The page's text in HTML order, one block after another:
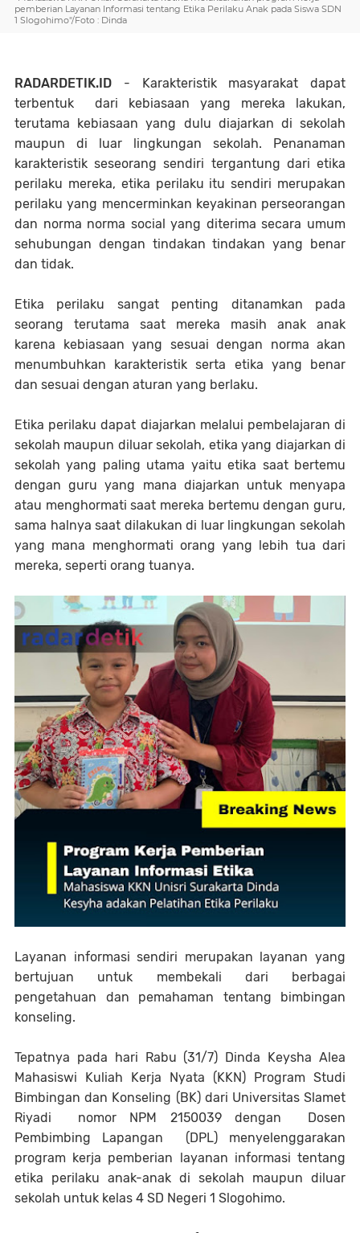
pemberian Layanan Informasi tentang Etika Perilaku Anak pada Siswa SDN
1 Slogohimo"/Foto : Dinda
RADARDETIK.ID - Karakteristik masyarakat dapat
terbentuk dari kebiasaan yang mereka lakukan,
terutama kebiasaan yang dulu diajarkan di sekolah
maupun di luar lingkungan sekolah. Penanaman
karakteristik seseorang sendiri tergantung dari etika
perilaku mereka, etika perilaku itu sendiri merupakan
perilaku yang mencerminkan keyakinan perseorangan
dan norma norma social yang diterima secara umum
sehubungan dengan tindakan tindakan yang benar
dan tidak.
Etika perilaku sangat penting ditanamkan pada
seorang terutama saat mereka masih anak anak
karena kebiasaan yang sesuai dengan norma akan
menumbuhkan karakteristik serta etika yang benar
dan sesuai dengan aturan yang berlaku.
Etika perilaku dapat diajarkan melalui pembelajaran di
sekolah maupun diluar sekolah, etika yang diajarkan di
sekolah yang paling utama yaitu etika saat bertemu
dengan guru yang mana diajarkan untuk menyapa
atau menghormati saat mereka bertemu dengan guru,
sama halnya saat dilakukan di luar lingkungan sekolah
yang mana menghormati orang yang lebih tua dari
mereka, seperti orang tuanya.
Layanan informasi sendiri merupakan layanan yang
bertujuan untuk membekali dari berbagai
pengetahuan dan pemahaman tentang bimbingan
konseling.
Tepatnya pada hari Rabu (31/7) Dinda Keysha Alea
Mahasiswi Kuliah Kerja Nyata (KKN) Program Studi
Bimbingan dan Konseling (BK) dari Universitas Slamet
Riyadi nomor NPM 2150039 dengan Dosen
Pembimbing Lapangan (DPL) menyelenggarakan
program kerja pemberian layanan informasi tentang
etika perilaku anak-anak di sekolah maupun diluar
sekolah untuk kelas 4 SD Negeri 1 Slogohimo.